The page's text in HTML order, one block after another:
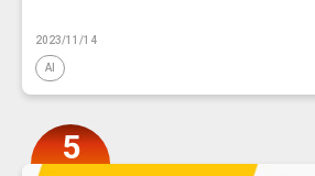
2023/11/14
AI